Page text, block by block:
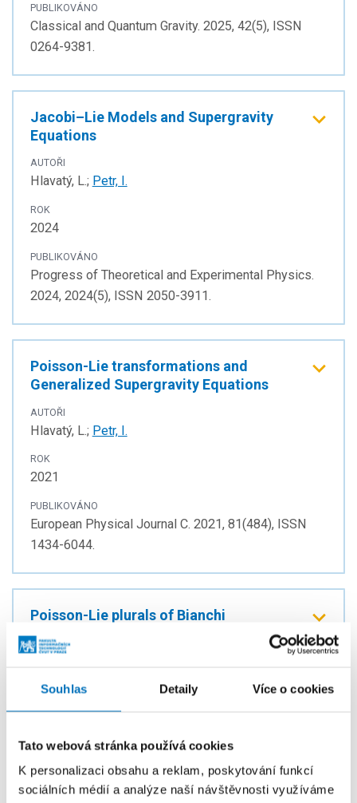
Souhlas Detaily Více o cookies
Tato webová stránka používá cookies
K personalizaci obsahu a reklam, poskytování funkcí
sociálních médií a analýze naší návštěvnosti využíváme
PUBLIKOVÁNO
Classical and Quantum Gravity. 2025, 42(5), ISSN
0264-9381.
Jacobi–Lie Models and Supergravity
Equations
AUTOŘI
Hlavatý, L.; Petr, I.
ROK
2024
PUBLIKOVÁNO
Progress of Theoretical and Experimental Physics.
2024, 2024(5), ISSN 2050-3911.
Poisson-Lie transformations and
Generalized Supergravity Equations
AUTOŘI
Hlavatý, L.; Petr, I.
ROK
2021
PUBLIKOVÁNO
European Physical Journal C. 2021, 81(484), ISSN
1434-6044.
Poisson-Lie plurals of Bianchi
cosmologies and Generalized
Supergravity Equations
Hlavatý, L.;
2020
PUBLIKOVÁNO
Journal of High Energy Physics. 2020, 2020(04),